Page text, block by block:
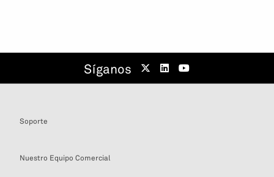
Síganos
Soporte
Nuestro Equipo Comercial